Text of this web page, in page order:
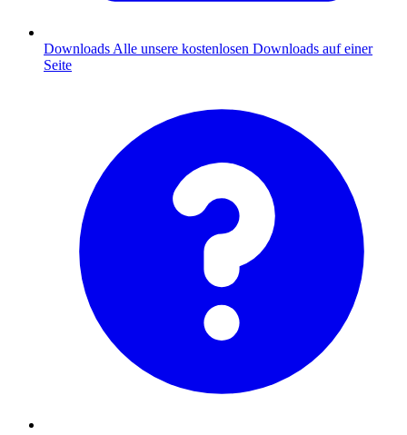
Downloads Alle unsere kostenlosen Downloads auf einer
Seite